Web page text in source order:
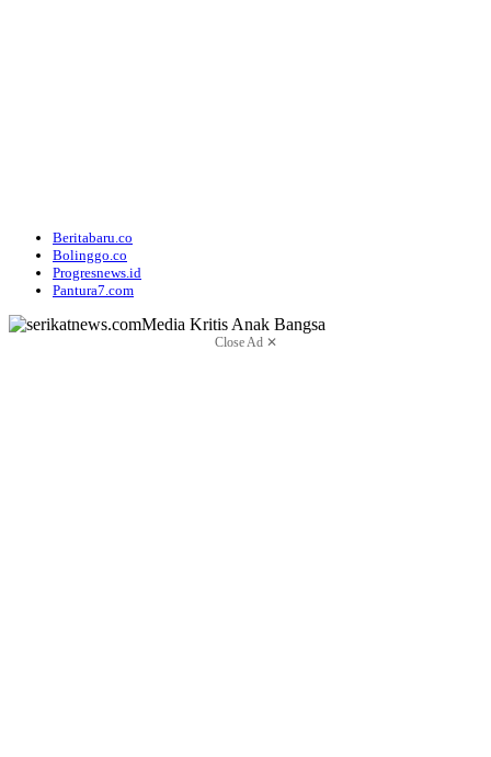
Beritabaru.co
Bolinggo.co
Progresnews.id
Pantura7.com
Close Ad ✕